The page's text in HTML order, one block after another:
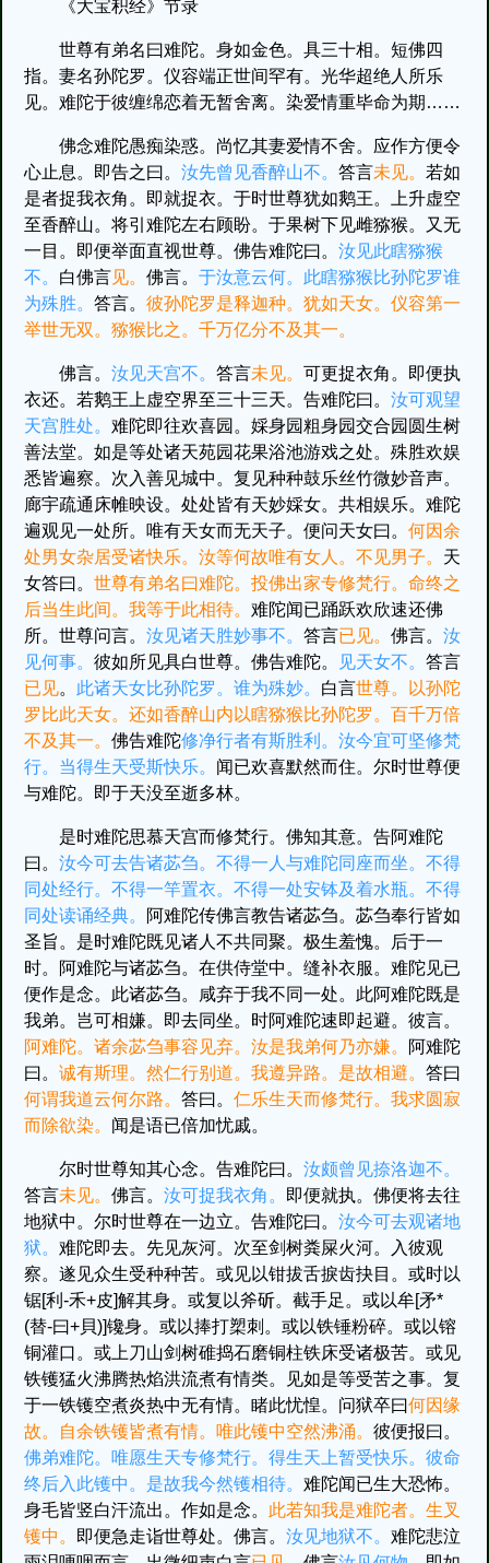
《大宝积经》节录
世尊有弟名曰难陀。身如金色。具三十相。短佛四
指。妻名孙陀罗。仪容端正世间罕有。光华超绝人所乐
见。难陀于彼缠绵恋着无暂舍离。染爱情重毕命为期……
佛念难陀愚痴染惑。尚忆其妻爱情不舍。应作方便令
心止息。即告之曰。汝先曾见香醉山不。答言未见。 若如
是者捉我衣角。即就捉衣。于时世尊犹如鹅王。上升虚空
至香醉山。将引难陀左右顾盼。于果树下见雌猕猴。又无
一目。即便举面直视世尊。佛告难陀曰。汝见此瞎猕猴
不。 白佛言见。佛言。于汝意云何。此瞎猕猴比孙陀罗谁
为殊胜。答言。彼孙陀罗是释迦种。犹如天女。仪容第一
举世无双。猕猴比之。千万亿分不及其一。
佛言。汝见天宫不。答言未见。可更捉衣角。即便执
衣还。若鹅王上虚空界至三十三天。告难陀曰。汝可观望
天宫胜处。难陀即往欢喜园。婇身园粗身园交合园圆生树
善法堂。如是等处诸天苑园花果浴池游戏之处。殊胜欢娱
悉皆遍察。次入善见城中。复见种种鼓乐丝竹微妙音声。
廊宇疏通床帷映设。处处皆有天妙婇女。共相娱乐。难陀
遍观见一处所。唯有天女而无天子。便问天女曰。何因余
处男女杂居受诸快乐。汝等何故唯有女人。不见男子。 天
女答曰。世尊有弟名曰难陀。投佛出家专修梵行。命终之
后当生此间。我等于此相待。难陀闻已踊跃欢欣速还佛
所。世尊问言。汝见诸天胜妙事不。答言已见。佛言。汝
见何事。彼如所见具白世尊。佛告难陀。 见天女不。答言
已见。 此诸天女比孙陀罗。谁为殊妙。 白言世尊。以孙陀
罗比此天女。还如香醉山内以瞎猕猴比孙陀罗。百千万倍
不及其一。佛告难陀修净行者有斯胜利。汝今宜可坚修梵
行。当得生天受斯快乐。 闻已欢喜默然而住。尔时世尊便
与难陀。即于天没至逝多林。
是时难陀思慕天宫而修梵行。佛知其意。告阿难陀
曰。汝今可去告诸苾刍。不得一人与难陀同座而坐。不得
同处经行。不得一竿置衣。不得一处安钵及着水瓶。不得
同处读诵经典。
阿难陀传佛言教告诸苾刍。苾刍奉行皆如
圣旨。是时难陀既见诸人不共同聚。极生羞愧。后于一
时。阿难陀与诸苾刍。在供侍堂中。缝补衣服。难陀见已
便作是念。此诸苾刍。咸弃于我不同一处。此阿难陀既是
我弟。岂可相嫌。即去同坐。时阿难陀速即起避。彼言。
阿难陀。诸余苾刍事容见弃。汝是我弟何乃亦嫌。
阿难陀
曰。诚有斯理。然仁行别道。我遵异路。是故相避。答曰
何谓我道云何尔路。答曰。仁乐生天而修梵行。我求圆寂
而除欲染。 闻是语已倍加忧戚。
尔时世尊知其心念。告难陀曰。汝颇曾见捺洛迦不。
答言未见。佛言。汝可捉我衣角。
即便就执。佛便将去往
地狱中。尔时世尊在一边立。告难陀曰。汝今可去观诸地
狱。难陀即去。先见灰河。次至剑树粪屎火河。入彼观
察。遂见众生受种种苦。或见以钳拔舌捩齿抉目。或时以
锯[利-禾+皮]解其身。或复以斧斫。截手足。或以牟[矛*
(替-曰+貝)]镵身。或以捧打槊刺。或以铁锤粉碎。或以镕
铜灌口。或上刀山剑树碓捣石磨铜柱铁床受诸极苦。或见
铁镬猛火沸腾热焰洪流煮有情类。见如是等受苦之事。复
于一铁镬空煮炎热中无有情。睹此忧惶。问狱卒曰何因缘
故。自余铁镬皆煮有情。唯此镬中空然沸涌。彼便报曰。
佛弟难陀。唯愿生天专修梵行。得生天上暂受快乐。彼命
终后入此镬中。是故我今然镬相待。难陀闻已生大恐怖。
身毛皆竖白汗流出。作如是念。 此若知我是难陀者。生叉
镬中。
即便急走诣世尊处。佛言。汝见地狱不。难陀悲泣